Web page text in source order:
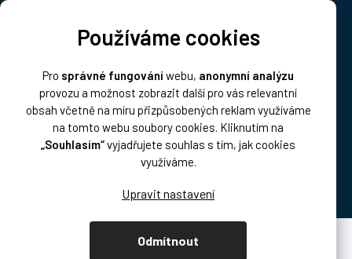
Používáme cookies
Pro správné fungováníwebu, anonymní analýzu
provozu a možnost zobrazit další pro vás relevantní
obsah včetně na míru přizpůsobených reklam využíváme
na tomto webu soubory cookies. Kliknutím na
„Souhlasím“vyjadřujete souhlas s tím, jak cookies
využíváme.
Odmítnout
Platba:
Vytvořil Shoptet Premium